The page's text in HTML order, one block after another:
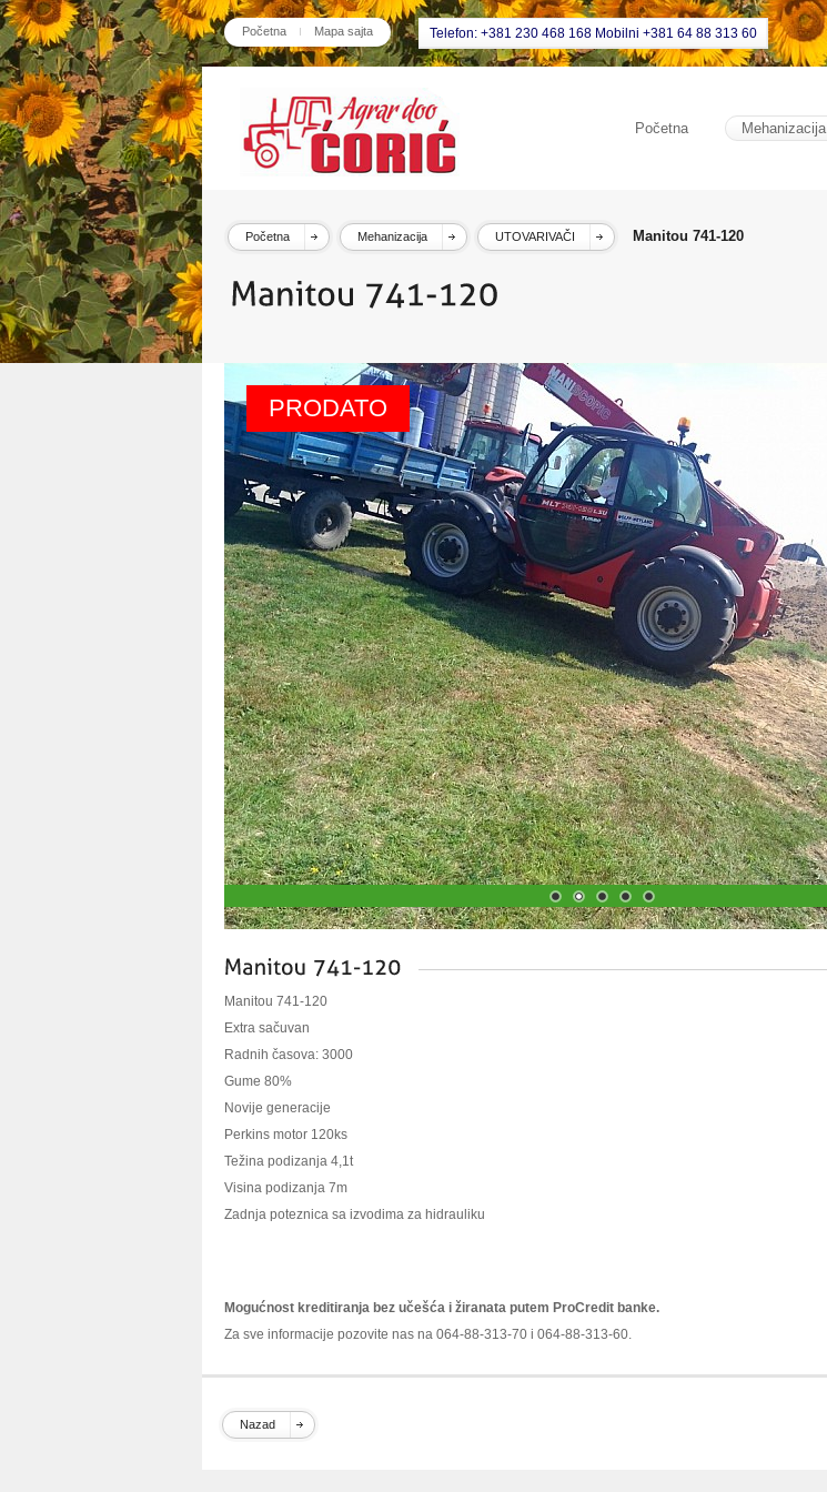
Početna Mapa sajta Telefon: +381 230 468 168 Mobilni +381 64 88 313 60
Početna Mehanizacija
Početna Mehanizacija UTOVARIVAČI Manitou 741-120
PRODATO
Manitou 741-120
Extra sačuvan
Radnih časova: 3000
Gume 80%
Novije generacije
Perkins motor 120ks
Težina podizanja 4,1t
Visina podizanja 7m
Zadnja poteznica sa izvodima za hidrauliku
Mogućnost kreditiranja bez učešća i žiranata putem ProCredit banke.
Za sve informacije pozovite nas na 064-88-313-70 i 064-88-313-60.
Nazad